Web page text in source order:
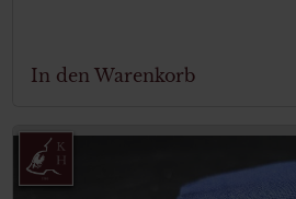
In den Warenkorb